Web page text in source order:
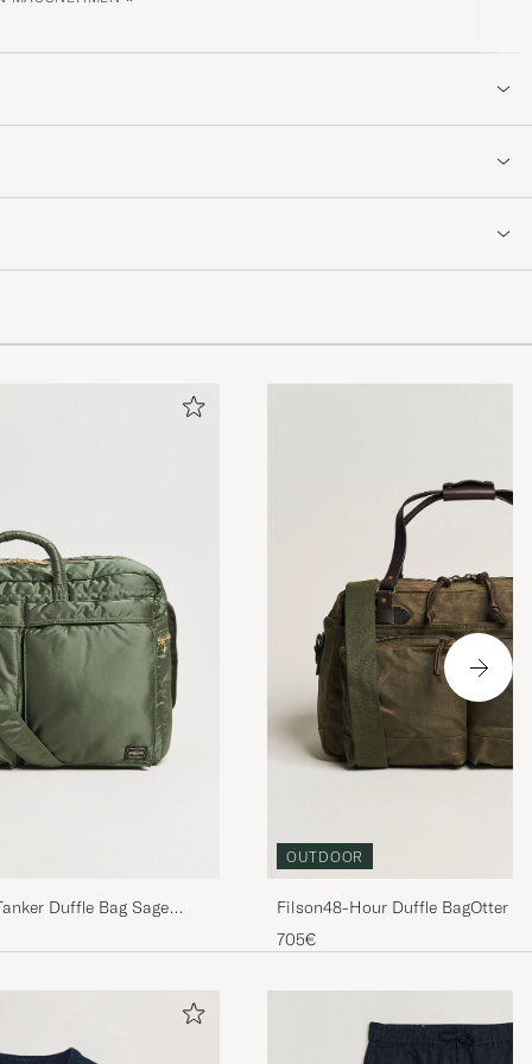
Duffle Bag Sage
OUTDOOR
Filson48-Hour Duffle BagOtter
705€